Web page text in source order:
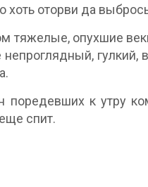
хоть оторви да
тяжелые, опухшие
гулкий,
к утру
спит.